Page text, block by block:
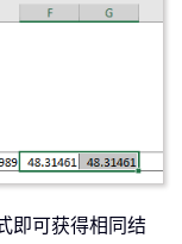
即可获得相同结